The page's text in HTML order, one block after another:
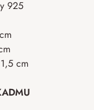
925
cm